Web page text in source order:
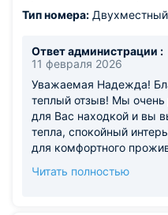
Тип номера:
Ответ администрации :
11 февраля 2026
Уважаемая Надежда!
теплый отзыв! Мы очень
для Вас находкой и вы
тепла, спокойный
для комфортного
будущем. С
Читать полностью